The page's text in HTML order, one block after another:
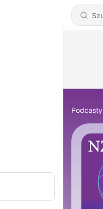
Podcasty